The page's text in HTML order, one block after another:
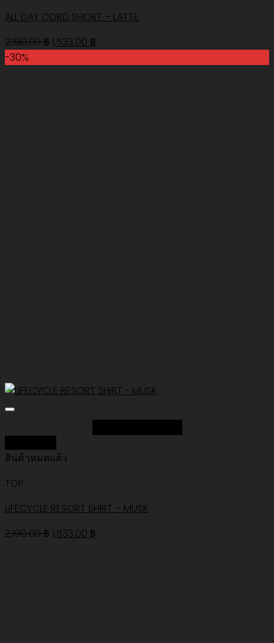
ALL DAY CORD SHORT – LATTE
2,190.00฿Original
1,533.00 ฿
-30%
สินค้าหมดแล้ว
TOP
LIFECYCLE RESORT SHIRT – MUSK
2,190.00฿Original
1,533.00 ฿